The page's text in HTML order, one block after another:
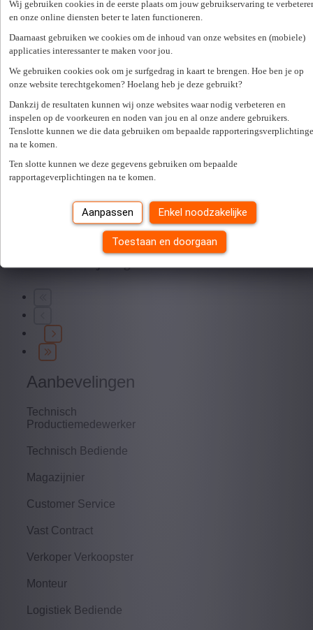
Wij gebruiken cookies in de eerste plaats om jouw gebruikservaring te
en onze online diensten beter te laten functioneren.
Daarnaast gebruiken we cookies om de inhoud van onze websites en (mobiele)
applicaties interessanter te maken voor jou.
We gebruiken cookies ook om je surfgedrag in kaart te brengen. Hoe ben je op
onze website terechtgekomen? Hoelang heb je deze gebruikt?
Dankzij de resultaten kunnen wij onze websites waar nodig verbeteren en
inspelen op de voorkeuren en noden van jou en al onze andere gebruikers.
Tenslotte kunnen we die data gebruiken om bepaalde
na te komen.
Ten slotte kunnen we deze gegevens gebruiken om bepaalde
rapportageverplichtingen na te komen.
Aanpassen Enkel noodzakelijke
Toestaan en doorgaan
Schrijnwerker
schrijnwerker/plaatser. Ben jij een echte houtworm ? Ben jij
gepassioneerd door interieur ? Wil jij werken in een bloeiend
familiebedrijf ? Wat moet je doen? je maakt trappen in h...
3950 bocholt
Optie vast contract
Gepubliceerd op 22/06/2026
40 u/week
Bewaar
Aanbevelingen
Technisch
Productiemedewerker
Technisch Bediende
Magazijnier
Customer Service
Vast Contract
Verkoper Verkoopster
Monteur
Logistiek Bediende